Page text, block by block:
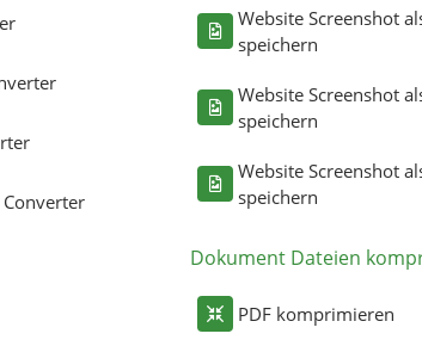
Website Screenshot
speichern
Website Screenshot
speichern
Website Screenshot
speichern
Dokument Dateien
PDF komprimieren